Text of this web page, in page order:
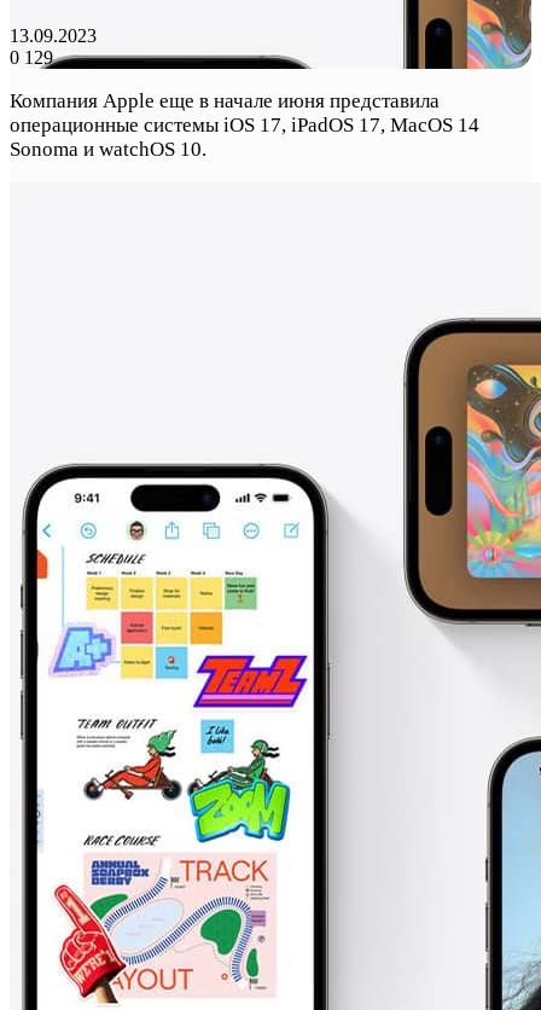
13.09.2023
0 129
Компания Apple еще в начале июня представила
операционные системы iOS 17, iPadOS 17, MacOS 14
Sonoma и watchOS 10.